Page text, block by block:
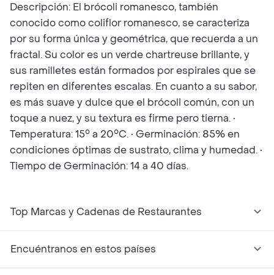
Descripción: El brócoli romanesco, también
conocido como coliflor romanesco, se caracteriza
por su forma única y geométrica, que recuerda a un
fractal. Su color es un verde chartreuse brillante, y
sus ramilletes están formados por espirales que se
repiten en diferentes escalas. En cuanto a su sabor,
es más suave y dulce que el brócoli común, con un
toque a nuez, y su textura es firme pero tierna. •
Temperatura: 15° a 20°C. • Germinación: 85% en
condiciones óptimas de sustrato, clima y humedad. •
Tiempo de Germinación: 14 a 40 días.
Top Marcas y Cadenas de Restaurantes
Encuéntranos en estos países